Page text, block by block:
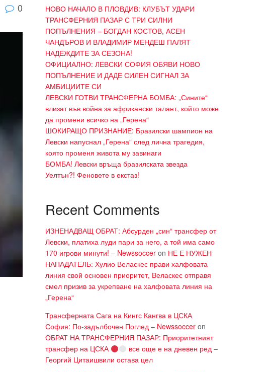
0
НОВО НАЧАЛО В ПЛОВДИВ: КЛУБЪТ УДАРИ
ТРАНСФЕРНИЯ ПАЗАР С ТРИ СИЛНИ
ПОПЪЛНЕНИЯ – БОГДАН КОСТОВ, АСЕН
ЧАНДЪРОВ И ВЛАДИМИР МЕНДЕШ ПАЛЯТ
НАДЕЖДИТЕ ЗА СЕЗОНА!
ОФИЦИАЛНО: ЛЕВСКИ СОФИЯ ОБЯВИ НОВО
ПОПЪЛНЕНИЕ И ДАДЕ СИЛЕН СИГНАЛ ЗА
АМБИЦИИТЕ СИ
ЛЕВСКИ ГОТВИ ТРАНСФЕРНА БОМБА: „Сините“
влизат във война за африкански талант, който може
да промени всичко на „Герена“
ШОКИРАЩО ПРИЗНАНИЕ: Бразилски шампион на
Левски напуснал „Герена“ след лична трагедия,
която променя живота му завинаги
БОМБА! Левски връща бразилската звезда
Уелтън?! Феновете в екстаз!
Recent Comments
ИЗНЕНАДВАЩ ОБРАТ: Абсурден „син“ трансфер от
Левски, платиха луди пари за него, а той има само
170 игрови минути! – Newssoccer on НЕ Е НУЖЕН
НАПАДАТЕЛЬ: Хулио Веласкес прави халфовата
линия свой основен приоритет, Веласкес отправя
смел призив за укрепване на халфовата линия на
„Герена“
Трансферната Сага на Кингс Кангва в ЦСКА
София: По-задълбочен Поглед – Newssoccer on
ОБРАТ НА ТРАНСФЕРНИЯ ПАЗАР: Приоритетният
трансфер на ЦСКА
все още е на дневен ред –
Георгий Цитаишвили остава цел